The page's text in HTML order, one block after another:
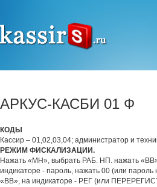
АРКУС-КАСБИ 01 Ф
КОДЫ
Кассир – 01,02,03,04; администратор и
РЕЖИМ ФИСКАЛИЗАЦИИ.
Нажать «МН», выбрать РАБ. НП. нажать
индикаторе - пароль, нажать 00 (или пароль
«ВВ», на индикаторе - РЕГ (или